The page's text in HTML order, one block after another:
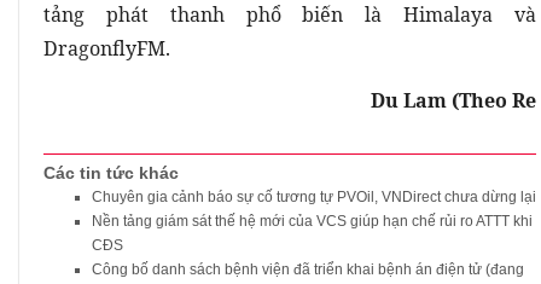
tảng phát thanh phổ biến là Himalaya và
DragonflyFM.
Du Lam (Theo Re
Các tin tức khác
Chuyên gia cảnh báo sự cố tương tự PVOil, VNDirect chưa dừng lại
Nền tảng giám sát thế hệ mới của VCS giúp hạn chế rủi ro ATTT khi
CĐS
Công bố danh sách bệnh viện đã triển khai bệnh án điện tử (đang